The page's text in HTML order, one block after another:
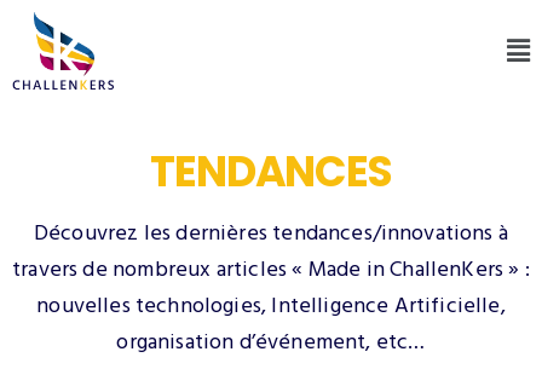
TENDANCES
Découvrez les dernières tendances/innovations à
travers de nombreux articles « Made in ChallenKers » :
nouvelles technologies, Intelligence Artificielle,
organisation d’événement, etc…